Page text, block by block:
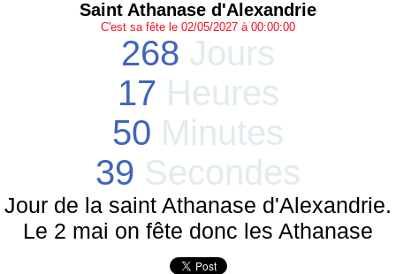
Saint Athanase d'Alexandrie
C'est sa fête le 02/05/2027 à 00:00:00
268 Jours
17 Heures
50 Minutes
39 Secondes
Jour de la saint Athanase d'Alexandrie.
Le 2 mai on fête donc les Athanase